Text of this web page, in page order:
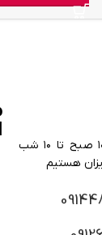
۷ روز هفته از ۱۰ صبح تا ۱۰ شب
هستیم